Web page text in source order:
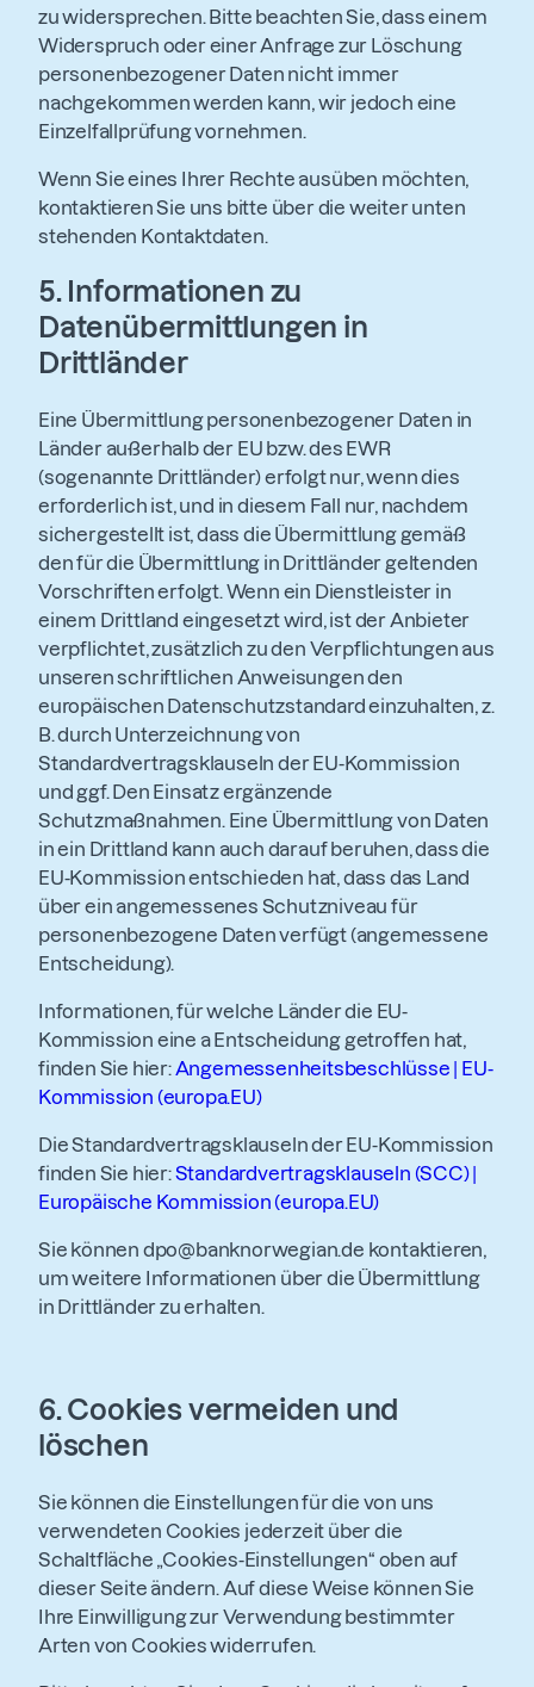
zu widersprechen. Bitte beachten Sie, dass einem
Widerspruch oder einer Anfrage zur Löschung
personenbezogener Daten nicht immer
nachgekommen werden kann, wir jedoch eine
Einzelfallprüfung vornehmen.
Wenn Sie eines Ihrer Rechte ausüben möchten,
kontaktieren Sie uns bitte über die weiter unten
stehenden Kontaktdaten.
5. Informationen zu
Datenübermittlungen in
Drittländer
Eine Übermittlung personenbezogener Daten in
Länder außerhalb der EU bzw. des EWR
(sogenannte Drittländer) erfolgt nur, wenn dies
erforderlich ist, und in diesem Fall nur, nachdem
sichergestellt ist, dass die Übermittlung gemäß
den für die Übermittlung in Drittländer geltenden
Vorschriften erfolgt. Wenn ein Dienstleister in
einem Drittland eingesetzt wird, ist der Anbieter
verpflichtet, zusätzlich zu den Verpflichtungen aus
unseren schriftlichen Anweisungen den
europäischen Datenschutzstandard einzuhalten, z.
B. durch Unterzeichnung von
Standardvertragsklauseln der EU-Kommission
und ggf. Den Einsatz ergänzende
Schutzmaßnahmen. Eine Übermittlung von Daten
in ein Drittland kann auch darauf beruhen, dass die
EU-Kommission entschieden hat, dass das Land
über ein angemessenes Schutzniveau für
personenbezogene Daten verfügt (angemessene
Entscheidung).
Informationen, für welche Länder die EU-
Kommission eine a Entscheidung getroffen hat,
finden Sie hier:Angemessenheitsbeschlüsse | EU-
Kommission (europa.EU)
Die Standardvertragsklauseln der EU-Kommission
finden Sie hier:Standardvertragsklauseln (SCC) |
Europäische Kommission (europa.EU)
Sie können dpo@banknorwegian.de kontaktieren,
um weitere Informationen über die Übermittlung
in Drittländer zu erhalten.
6.Cookies vermeiden und
löschen
Sie können die Einstellungen für die von uns
verwendeten Cookies jederzeit über die
Schaltfläche „Cookies-Einstellungen“ oben auf
dieser Seite ändern. Auf diese Weise können Sie
Ihre Einwilligung zur Verwendung bestimmter
Arten von Cookies widerrufen.